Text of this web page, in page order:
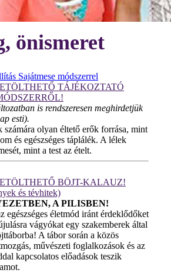
önismeret
Sajátmese módszerrel
TÁJÉKOZTATÓ
is rendszeresen meghirdetjük
esti).
számára olyan éltető erők forrása, mint
és egészséges táplálék. A lélek
mint a test az ételt.
BÖJT-KALAUZ!
és tévhitek)
A PILISBEN!
egészséges életmód iránt érdeklődőket
vágyókat egy szakemberek által
A tábor során a közös
művészeti foglalkozások és az
kapcsolatos előadások teszik